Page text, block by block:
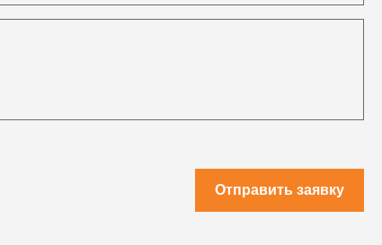
Отправить заявку